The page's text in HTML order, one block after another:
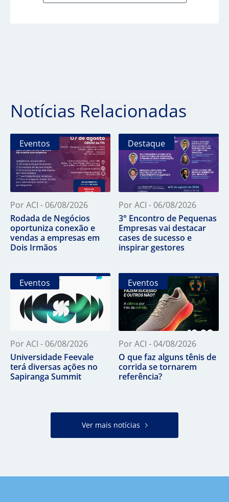
Notícias Relacionadas
Eventos
Por ACI - 06/08/2026
Rodada de Negócios
oportuniza conexão e
vendas a empresas em
Dois Irmãos
Destaque
Por ACI - 06/08/2026
3° Encontro de Pequenas
Empresas vai destacar
cases de sucesso e
inspirar gestores
Eventos
Por ACI - 06/08/2026
Universidade Feevale
terá diversas ações no
Sapiranga Summit
Eventos
Por ACI - 04/08/2026
O que faz alguns tênis de
corrida se tornarem
referência?
Ver mais notícias